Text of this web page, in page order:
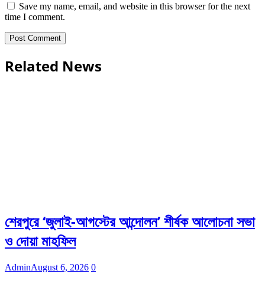
Save my name, email, and website in this browser for the next
time I comment.
Related News
শেরপুরে ‘জুলাই-আগস্টের আন্দোলন’ শীর্ষক আলোচনা সভা
ও দোয়া মাহফিল
AdminAugust 6, 2026 0